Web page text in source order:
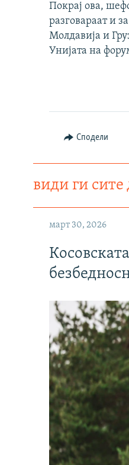
Покрај ова,
разговараат и
Молдавија и
Унијата на
Сподели
види ги
март 30, 2026